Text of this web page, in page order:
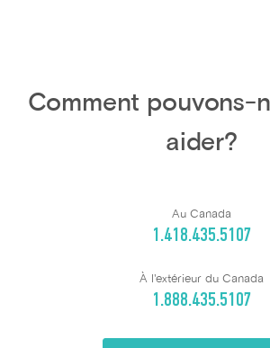
Comment pouvons-
aider?
Au Canada
1.418.435.5107
À l'extérieur du Canada
1.888.435.5107